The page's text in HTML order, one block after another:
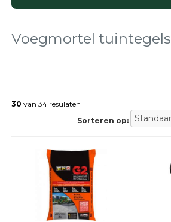
Betontegels
tegels
Natuursteen
Stoeptegels
Sierbestrating
Betonklinkers
Sierbestrating
Voegmortel tuintegels
30 van 34 resulaten
Sorteren op: